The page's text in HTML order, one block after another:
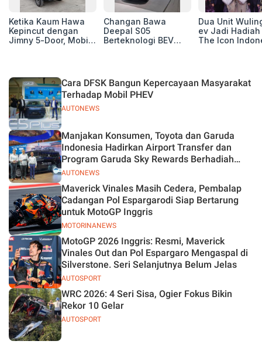
Ketika Kaum Hawa
Kepincut dengan
Jimny 5-Door, Mobil
Changan Bawa
Deepal S05
Berteknologi BEV
Dua Unit
ev Jadi Hadiah
The Icon
AUTONEWS
Cara DFSK Bangun Kepercayaan Masyarakat
Terhadap Mobil PHEV
AUTONEWS
Manjakan Konsumen, Toyota dan Garuda
Indonesia Hadirkan Airport Transfer dan
Program Garuda Sky Rewards Berhadiah
Hybrid EV
MOTORINANEWS
Maverick Vinales Masih Cedera, Pembalap
Cadangan Pol Espargarodi Siap Bertarung
untuk MotoGP Inggris
AUTOSPORT
MotoGP 2026 Inggris: Resmi, Maverick
Vinales Out dan Pol Espargaro Mengaspal di
Silverstone. Seri Selanjutnya Belum Jelas
AUTOSPORT
WRC 2026: 4 Seri Sisa, Ogier Fokus Bikin
Rekor 10 Gelar